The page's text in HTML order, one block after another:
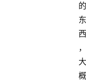
的
东
西
，
大
概